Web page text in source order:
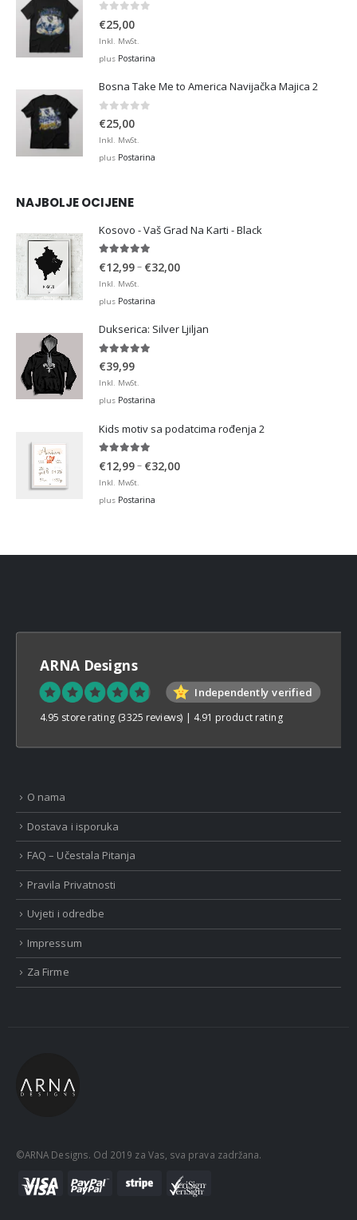
€25,00
Inkl. MwSt.
plus Postarina
Bosna Take Me to America Navijačka Majica 2
0 out of 5
€25,00
Inkl. MwSt.
plus Postarina
NAJBOLJE OCIJENE
Kosovo - Vaš Grad Na Karti - Black
€12,99– €32,00Price
€32,00
Inkl. MwSt.
plus Postarina
Dukserica: Silver Ljiljan
5.00out of 5
€39,99
Inkl. MwSt.
plus Postarina
Kids motiv sa podatcima rođenja 2
€12,99– €32,00Price
Inkl. MwSt.
plus Postarina
ARNA Designs
Independently verified
4.95 store rating (3325 reviews) | 4.91 product rating
O nama
Dostava i isporuka
FAQ – Učestala Pitanja
Pravila Privatnosti
Uvjeti i odredbe
Impressum
Za Firme
©ARNA Designs. Od 2019 za Vas, sva prava zadržana.